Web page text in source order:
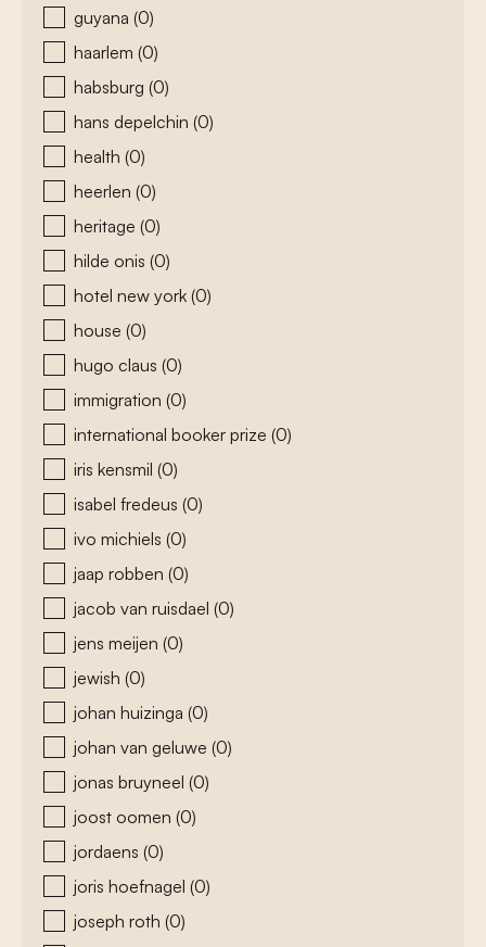
guyana (0)
haarlem (0)
habsburg (0)
hans depelchin (0)
health (0)
heerlen (0)
heritage (0)
hilde onis (0)
hotel new york (0)
house (0)
hugo claus (0)
immigration (0)
international booker prize (0)
iris kensmil (0)
isabel fredeus (0)
ivo michiels (0)
jaap robben (0)
jacob van ruisdael (0)
jens meijen (0)
jewish (0)
johan huizinga (0)
johan van geluwe (0)
jonas bruyneel (0)
joost oomen (0)
jordaens (0)
joris hoefnagel (0)
joseph roth (0)